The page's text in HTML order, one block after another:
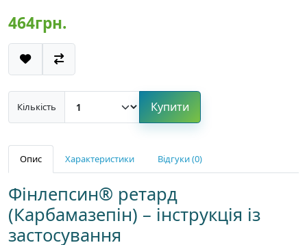
464грн.
Кількість Купити
Опис Характеристики Відгуки (0)
Фінлепсин® ретард
(Карбамазепін) – інструкція із
застосування